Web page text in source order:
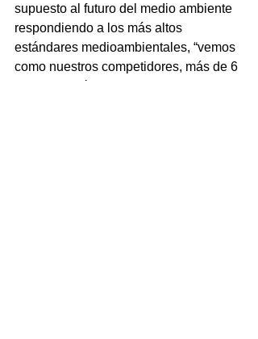
supuesto al futuro del medio ambiente
respondiendo a los más altos
estándares medioambientales, “vemos
como nuestros competidores, más de 6